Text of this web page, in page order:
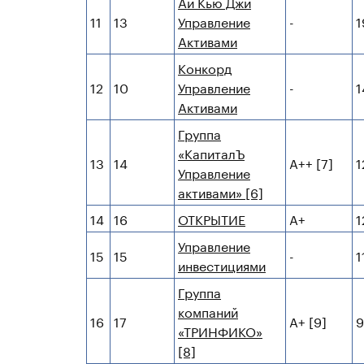
11 13
Управление
Активами
-
12 10
Конкорд
Управление
Активами
-
13 14
Группа
«КапиталЪ
Управление
активами» [6]
А++ [7]
14 16 ОТКРЫТИЕ А+
15 15
Управление
инвестициями
-
16 17
Группа
компаний
«ТРИНФИКО»
[8]
А+ [9]